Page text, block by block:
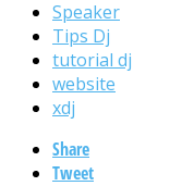
Speaker
Tips Dj
tutorial dj
website
xdj
Share
Tweet